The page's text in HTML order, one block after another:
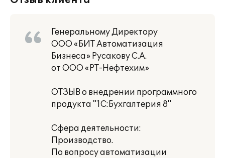
Генеральному Директору
ООО «БИТ Автоматизация
Бизнеса» Русакову С.А.
от ООО «РТ-Нефтехим»
ОТЗЫВ о внедрении программного
продукта "1С:Бухгалтерия 8"
Сфера деятельности:
Производство.
По вопросу автоматизации